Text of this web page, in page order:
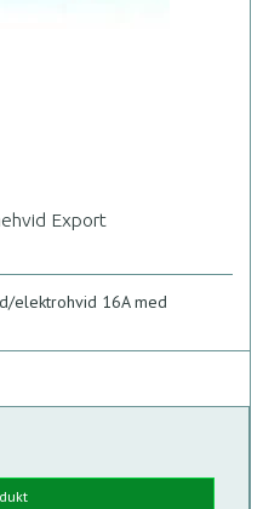
Export
elektrohvid 16A med